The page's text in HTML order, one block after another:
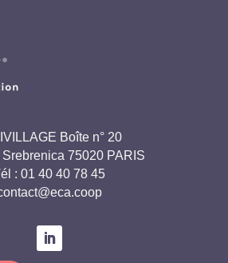
Boîte n° 20
Srebrenica 75020 PARIS
:01 40 40 78 45